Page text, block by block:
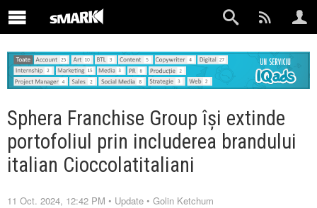
Sphera Franchise Group își extinde
portofoliul prin includerea brandului
italian Cioccolatitaliani
11 Oct. 2024, 12:42 PM • Update • Golin Ketchum